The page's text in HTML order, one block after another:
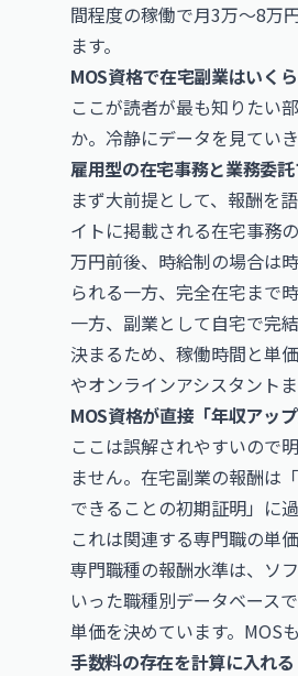
間程度の稼働で月3万〜8万
ます。
MOS資格で在宅副業はいく
ここが読者が最も知りたい
か。冷静にデータを見ていき
雇用型の在宅事務と業務委
まず大前提として、報酬を
イトに掲載される在宅事務
万円前後、時給制の場合は
られる一方、完全在宅まで
一方、副業として自宅で完
決まるため、稼働時間と単
やオンラインアシスタント
MOS資格が直接「年収アッ
ここは誤解されやすいので
ません。在宅副業の報酬は
できることの初期証明」に
これは関連する専門職の単
専門職種の報酬水準は、 ソ
いった職種別データベース
単価を決めています。MOS
手数料の存在を計算に入れる